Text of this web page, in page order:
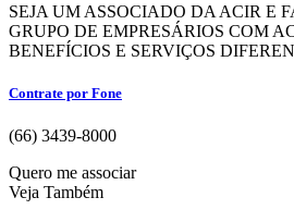
SEJA UM ASSOCIADO DA ACIR E
GRUPO DE EMPRESÁRIOS COM
BENEFÍCIOS E SERVIÇOS
Contrate por Fone
(66) 3439-8000
Quero me associar
Veja Também